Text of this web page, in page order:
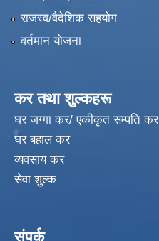
राजस्व/वैदेशिक सहयोग
वर्तमान योजना
कर तथा शुल्कहरू
घर जग्गा कर/ एकीकृत सम्पति कर
घर बहाल कर
व्यवसाय कर
सेवा शुल्क
संपर्क